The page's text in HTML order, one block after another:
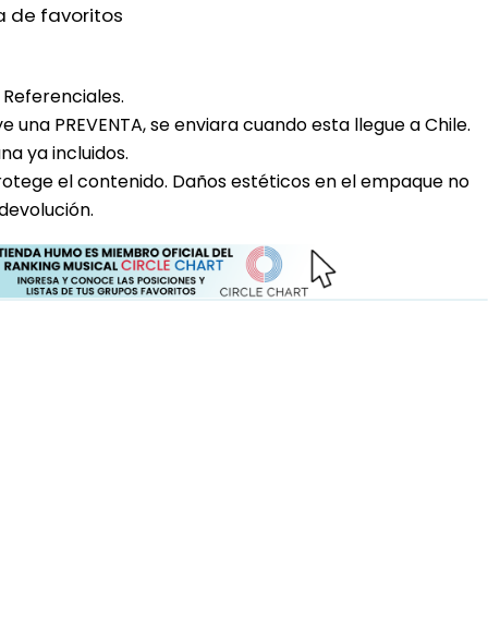
de favoritos
una PREVENTA, se enviara cuando esta llegue a Chile.
ya incluidos.
el contenido. Daños estéticos en el empaque no